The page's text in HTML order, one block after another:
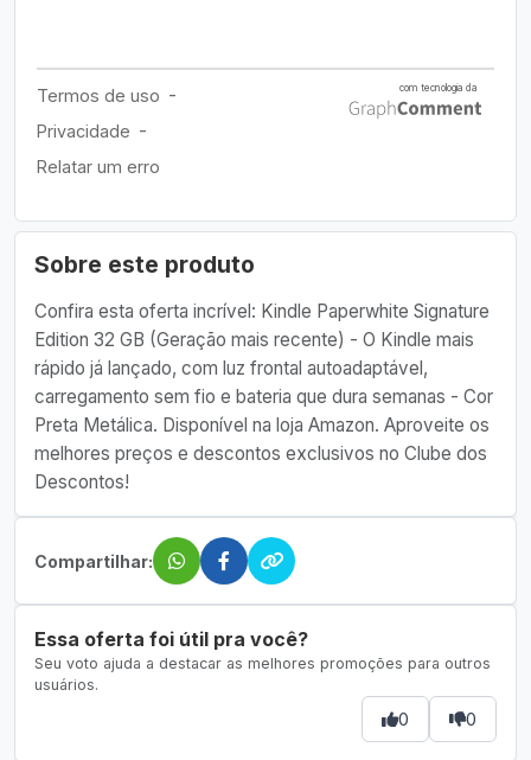
Sobre este produto
Confira esta oferta incrível: Kindle Paperwhite Signature
Edition 32 GB (Geração mais recente) - O Kindle mais
rápido já lançado, com luz frontal autoadaptável,
carregamento sem fio e bateria que dura semanas - Cor
Preta Metálica. Disponível na loja Amazon. Aproveite os
melhores preços e descontos exclusivos no Clube dos
Descontos!
Compartilhar:
Essa oferta foi útil pra você?
Seu voto ajuda a destacar as melhores promoções para outros
usuários.
0 0